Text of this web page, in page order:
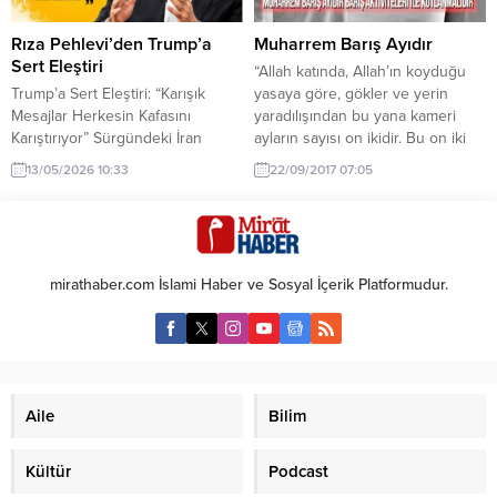
geliştirmek için yapsak daha iyi
olmaz mı? F- 16 acil ihtiyaç mı?
İhtiyaçsa...
işaretlenen noktalar
bombalanıyordu. “Sarı” renk ise o
bölgede PKK’lıların bulunduğu...
Rıza Pehlevi’den Trump’a
Sert Eleştiri
Trump’a Sert Eleştiri: “Karışık
Mesajlar Herkesin Kafasını
Karıştırıyor” Sürgündeki İran
Veliaht Prensi Rıza Pehlevi,
Washington’da düzenlenen 2026
yaptığı konuşmada, ABD Başkanı
Donald Trump ve müttefiklerinin
İran politikasını sert bir dille
eleştirdi. Pehlevi, mevcut
yönetimin “çelişkili mesajlar”
vererek İran içindeki muhalefeti
13/05/2026 10:33
Muharrem Barış Ayıdır
“Allah katında, Allah’ın koyduğu
yasaya göre, gökler ve yerin
yaradılışından bu yana kameri
ayların sayısı on ikidir. Bu on iki
aydan dördü haram aylardır. Siz
bu aylarda (Rabbinizin
ha nefislerinize zulmetmeye
kalkışmayınız…” Yüce Rabbimiz
Kur’an-ı Kerim’deTevbe sûresinin
36. ayetinde haram ayları ve bu
aylardaki barışın evrenselliğini
açıklamaktadır. Bu...
22/09/2017 07:05
mirathaber.com İslami Haber ve Sosyal İçerik Platformudur.
Aile Bilim
Kültür Podcast